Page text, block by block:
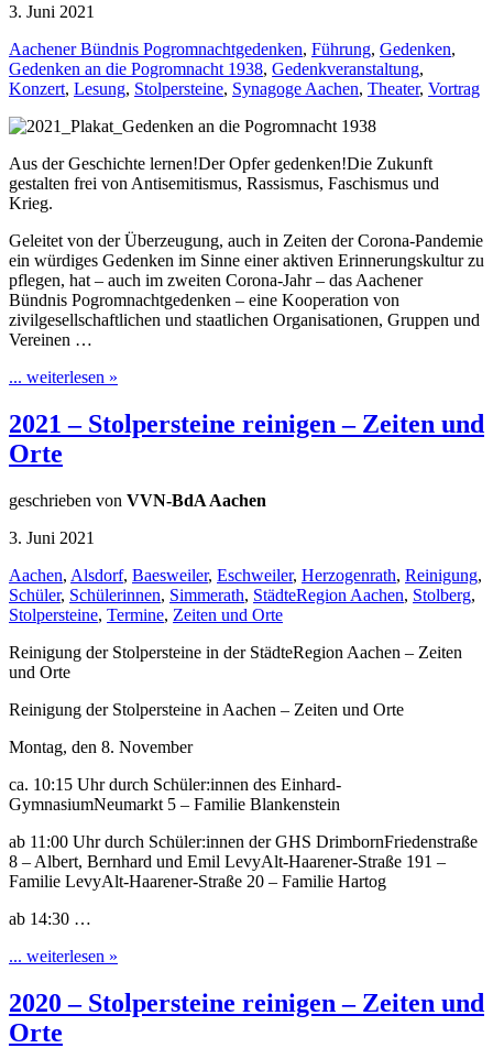
3. Juni 2021
Aachener Bündnis Pogromnachtgedenken, Führung, Gedenken,
Gedenken an die Pogromnacht 1938, Gedenkveranstaltung,
Konzert, Lesung, Stolpersteine, Synagoge Aachen, Theater, Vortrag
Aus der Geschichte lernen!Der Opfer gedenken!Die Zukunft
gestalten frei von Antisemitismus, Rassismus, Faschismus und
Krieg.
Geleitet von der Überzeugung, auch in Zeiten der Corona-Pandemie
ein würdiges Gedenken im Sinne einer aktiven Erinnerungskultur zu
pflegen, hat – auch im zweiten Corona-Jahr – das Aachener
Bündnis Pogromnachtgedenken – eine Kooperation von
zivilgesellschaftlichen und staatlichen Organisationen, Gruppen und
Vereinen …
... weiterlesen »
2021 – Stolpersteine reinigen – Zeiten und
Orte
geschrieben von VVN-BdA Aachen
3. Juni 2021
Aachen, Alsdorf, Baesweiler, Eschweiler, Herzogenrath, Reinigung,
Schüler, Schülerinnen, Simmerath, StädteRegion Aachen, Stolberg,
Stolpersteine, Termine, Zeiten und Orte
Reinigung der Stolpersteine in der StädteRegion Aachen – Zeiten
und Orte
Reinigung der Stolpersteine in Aachen – Zeiten und Orte
Montag, den 8. November
ca. 10:15 Uhr durch Schüler:innen des Einhard-
GymnasiumNeumarkt 5 – Familie Blankenstein
ab 11:00 Uhr durch Schüler:innen der GHS DrimbornFriedenstraße
8 – Albert, Bernhard und Emil LevyAlt-Haarener-Straße 191 –
Familie LevyAlt-Haarener-Straße 20 – Familie Hartog
ab 14:30 …
... weiterlesen »
2020 – Stolpersteine reinigen – Zeiten und
Orte